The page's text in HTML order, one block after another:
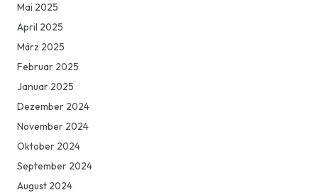
Mai 2025
April 2025
März 2025
Februar 2025
Januar 2025
Dezember 2024
November 2024
Oktober 2024
September 2024
August 2024